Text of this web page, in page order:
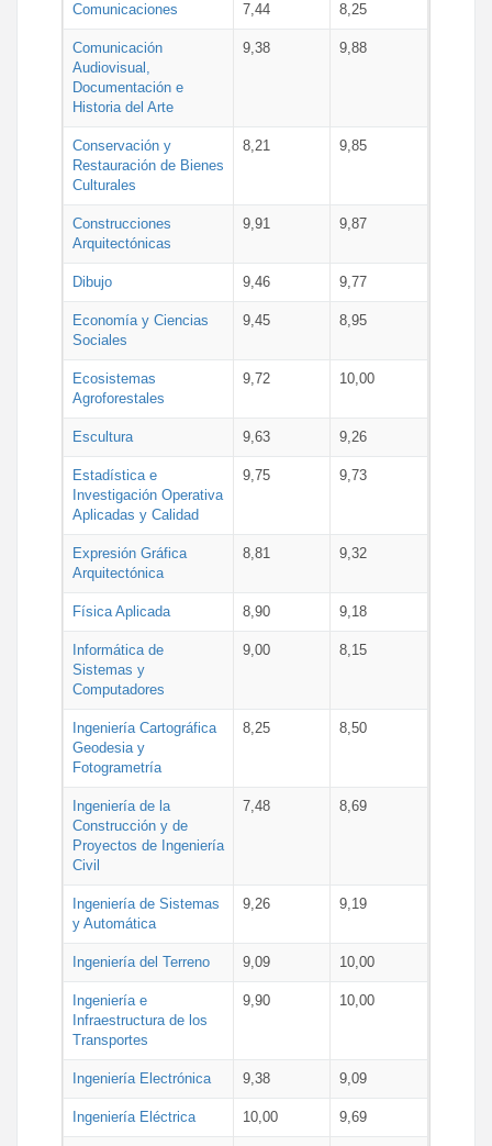
Comunicaciones 7,44 8,25
Comunicación
Audiovisual,
Documentación e
Historia del Arte
9,38 9,88
Conservación y
Restauración de Bienes
Culturales
8,21 9,85
Construcciones
Arquitectónicas
9,91 9,87
Dibujo 9,46 9,77
Economía y Ciencias
Sociales
9,45 8,95
Ecosistemas
Agroforestales
9,72 10,00
Escultura 9,63 9,26
Estadística e
Investigación Operativa
Aplicadas y Calidad
9,75 9,73
Expresión Gráfica
Arquitectónica
8,81 9,32
Física Aplicada 8,90 9,18
Informática de
Sistemas y
Computadores
9,00 8,15
Ingeniería Cartográfica
Geodesia y
Fotogrametría
8,25 8,50
Ingeniería de la
Construcción y de
Proyectos de Ingeniería
Civil
7,48 8,69
Ingeniería de Sistemas
y Automática
9,26 9,19
Ingeniería del Terreno 9,09 10,00
Ingeniería e
Infraestructura de los
Transportes
9,90 10,00
Ingeniería Electrónica 9,38 9,09
Ingeniería Eléctrica 10,00 9,69